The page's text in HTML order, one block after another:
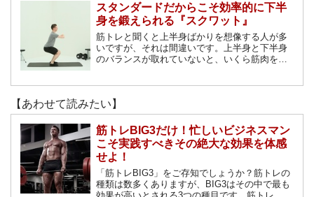
スタンダードだからこそ効率的に下半
身を鍛えられる『スクワット』
筋トレと聞くと上半身ばかりを想像する人が多
いですが、それは間違いです。上半身と下半身
のバランスが取れていないと、いくら筋肉を大
す。
【あわせて読みたい】
筋トレBIG3だけ！忙しいビジネスマン
こそ実践すべきその絶大な効果を体感
せよ！
「筋トレBIG3」をご存知でしょうか？筋トレの
種類は数多くありますが、BIG3はその中で最も